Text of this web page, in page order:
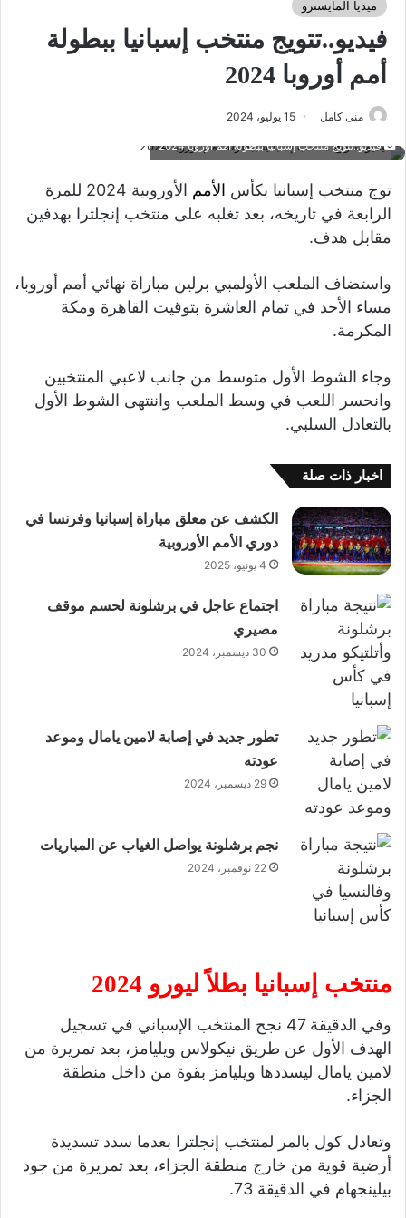
ميديا المايسترو
فيديو..تتويج منتخب إسبانيا ببطولة
أمم أوروبا 2024
منى كامل 15 يوليو، 2024
فيديو..تتويج منتخب إسبانيا ببطولة أمم أوروبا 2024
توج منتخب إسبانيا بكأس الأمم
الأوروبية 2024 للمرة
الرابعة في تاريخه، بعد تغلبه على منتخب إنجلترا بهدفين
مقابل هدف.
واستضاف الملعب الأولمبي برلين مباراة نهائي أمم أوروبا،
مساء الأحد في تمام العاشرة بتوقيت القاهرة ومكة
المكرمة.
وجاء الشوط الأول متوسط من جانب لاعبي المنتخبين
وانحسر اللعب في وسط الملعب واننتهى الشوط الأول
بالتعادل السلبي.
اخبار ذات صلة
الكشف عن معلق مباراة إسبانيا وفرنسا في
دوري الأمم الأوروبية
4 يونيو، 2025
اجتماع عاجل في برشلونة لحسم موقف
مصيري
30 ديسمبر، 2024
تطور جديد في إصابة لامين يامال وموعد
عودته
29 ديسمبر، 2024
نجم برشلونة يواصل الغياب عن المباريات
22 نوفمبر، 2024
منتخب إسبانيا بطلاً ليورو 2024
وفي الدقيقة 47 نجح المنتخب الإسباني في تسجيل
الهدف الأول عن طريق نيكولاس ويليامز، بعد تمريرة من
لامين يامال ليسددها ويليامز بقوة من داخل منطقة
الجزاء.
وتعادل كول بالمر لمنتخب إنجلترا بعدما سدد تسديدة
أرضية قوية من خارج منطقة الجزاء، بعد تمريرة من جود
بيلينجهام في الدقيقة 73.